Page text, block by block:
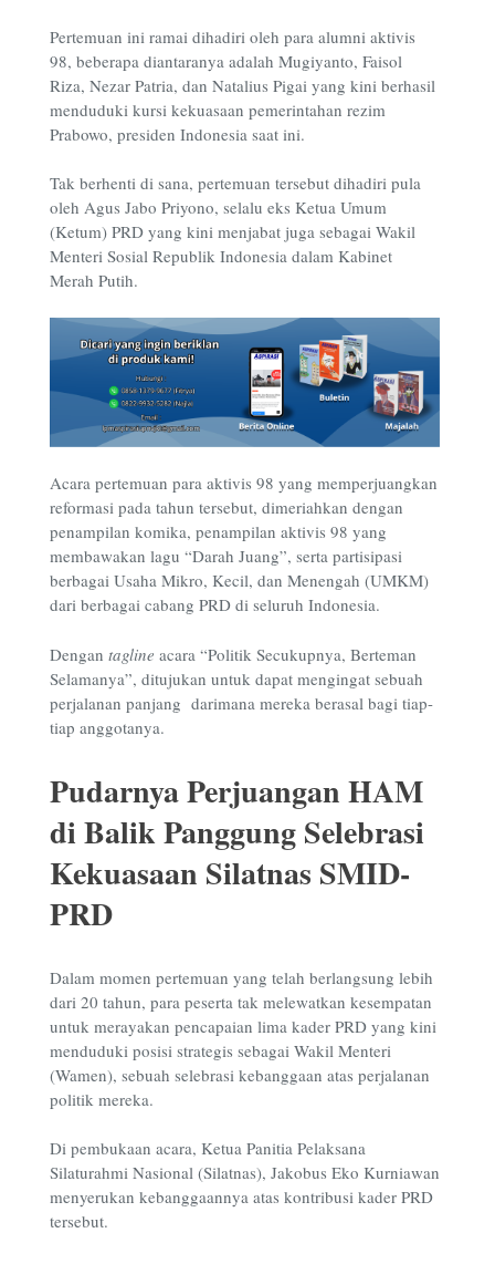
Pertemuan ini ramai dihadiri oleh para alumni aktivis
98, beberapa diantaranya adalah Mugiyanto, Faisol
Riza, Nezar Patria, dan Natalius Pigai yang kini berhasil
menduduki kursi kekuasaan pemerintahan rezim
Prabowo, presiden Indonesia saat ini.
Tak berhenti di sana, pertemuan tersebut dihadiri pula
oleh Agus Jabo Priyono, selalu eks Ketua Umum
(Ketum) PRD yang kini menjabat juga sebagai Wakil
Menteri Sosial Republik Indonesia dalam Kabinet
Merah Putih.
Acara pertemuan para aktivis 98 yang memperjuangkan
reformasi pada tahun tersebut, dimeriahkan dengan
penampilan komika, penampilan aktivis 98 yang
membawakan lagu “Darah Juang”, serta partisipasi
berbagai Usaha Mikro, Kecil, dan Menengah (UMKM)
dari berbagai cabang PRD di seluruh Indonesia.
Dengan tagline acara “Politik Secukupnya, Berteman
Selamanya”, ditujukan untuk dapat mengingat sebuah
perjalanan panjang darimana mereka berasal bagi tiap-
tiap anggotanya.
Pudarnya Perjuangan HAM
di Balik Panggung Selebrasi
Kekuasaan Silatnas SMID-
PRD
Dalam momen pertemuan yang telah berlangsung lebih
dari 20 tahun, para peserta tak melewatkan kesempatan
untuk merayakan pencapaian lima kader PRD yang kini
menduduki posisi strategis sebagai Wakil Menteri
(Wamen), sebuah selebrasi kebanggaan atas perjalanan
politik mereka.
Di pembukaan acara, Ketua Panitia Pelaksana
Silaturahmi Nasional (Silatnas), Jakobus Eko Kurniawan
menyerukan kebanggaannya atas kontribusi kader PRD
tersebut.